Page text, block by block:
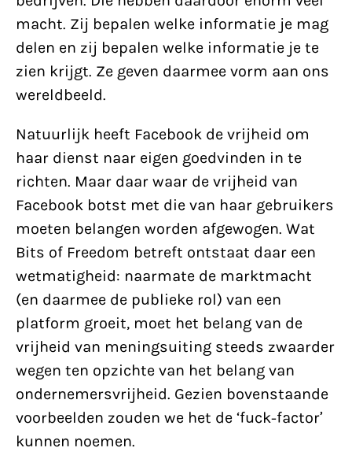
macht. Zij bepalen welke informatie je mag
delen en zij bepalen welke informatie je te
zien krijgt. Ze geven daarmee vorm aan ons
wereldbeeld.
Natuurlijk heeft Facebook de vrijheid om
haar dienst naar eigen goedvinden in te
richten. Maar daar waar de vrijheid van
Facebook botst met die van haar gebruikers
moeten belangen worden afgewogen. Wat
Bits of Freedom betreft ontstaat daar een
wetmatigheid: naarmate de marktmacht
(en daarmee de publieke rol) van een
platform groeit, moet het belang van de
vrijheid van meningsuiting steeds zwaarder
wegen ten opzichte van het belang van
ondernemersvrijheid. Gezien bovenstaande
voorbeelden zouden we het de ‘fuck-factor’
kunnen noemen.